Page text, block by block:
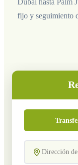
fijo y seguimiento